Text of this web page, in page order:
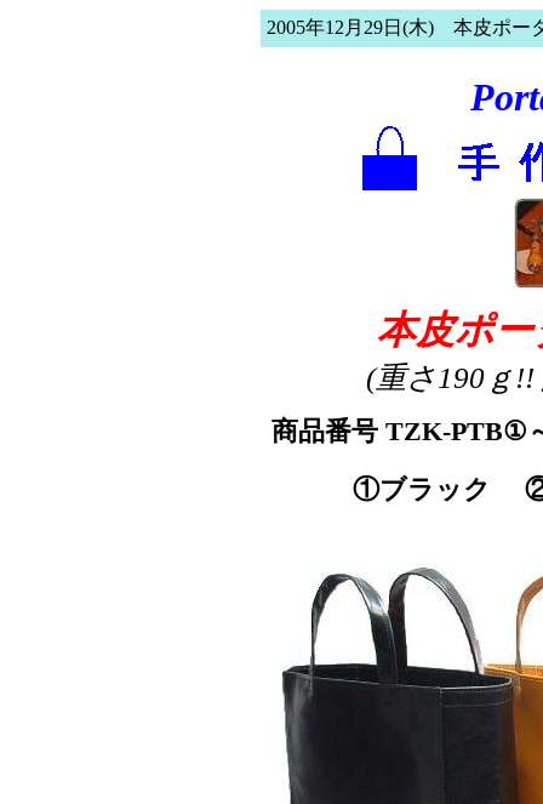
2005年12月29日(木) 本皮ポー
本皮ポ
(重さ190ｇ
商品番号 TZK-PTB①
①ブラック